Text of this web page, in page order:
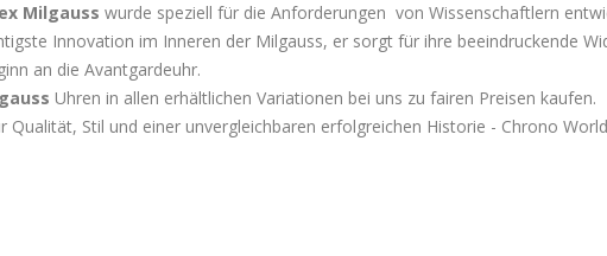
Milgauss wurde speziell für die Anforderungen von Wissenschaftlern
Innovation im Inneren der Milgauss, er sorgt für ihre beeindruckende
an die Avantgardeuhr.
Uhren in allen erhältlichen Variationen bei uns zu fairen Preisen kaufen.
Qualität, Stil und einer unvergleichbaren erfolgreichen Historie - Chrono